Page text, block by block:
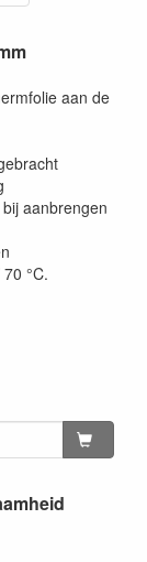
aan de
aanbrengen
°C.